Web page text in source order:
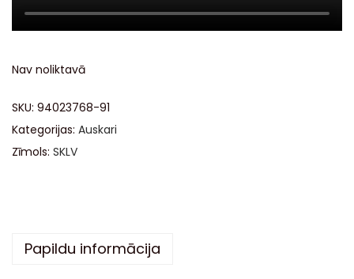
Nav noliktavā
SKU: 94023768-91
Kategorijas: Auskari
Zīmols: SKLV
Papildu informācija